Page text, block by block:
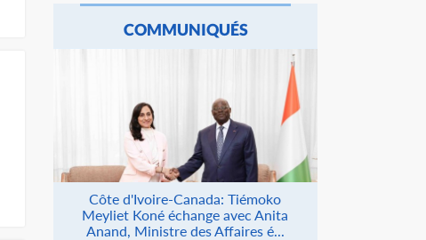
COMMUNIQUÉS
Côte d'Ivoire-Canada: Tiémoko
Meyliet Koné échange avec Anita
Anand, Ministre des Affaires é...